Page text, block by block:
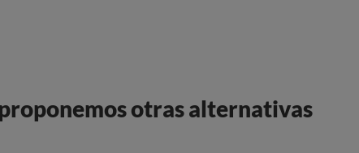
otras alternativas